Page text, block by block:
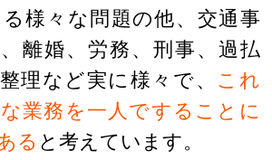
様々な問題の他、交通事
離婚、労務、刑事、過払
理など実に様々で、 これ
業務を一人ですることに
る と考えています。